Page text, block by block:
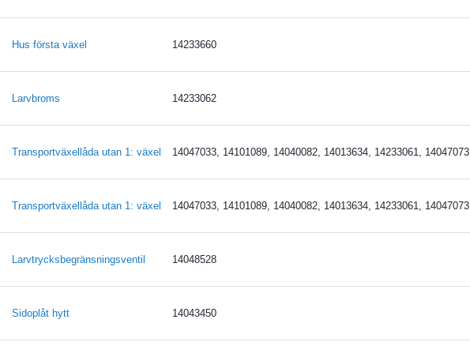
Hus första växel 14233660
Larvbroms 14233062
Transportväxellåda utan 1: växel 14047033, 14101089, 14040082, 14013634, 14233061, 14047073
Transportväxellåda utan 1: växel 14047033, 14101089, 14040082, 14013634, 14233061, 14047073
Larvtrycksbegränsningsventil 14048528
Sidoplåt hytt 14043450